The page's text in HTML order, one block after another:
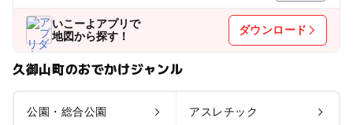
いこーよアプリで
地図から探す！
ダウンロード
久御山町のおでかけジャンル
公園・総合公園 アスレチック